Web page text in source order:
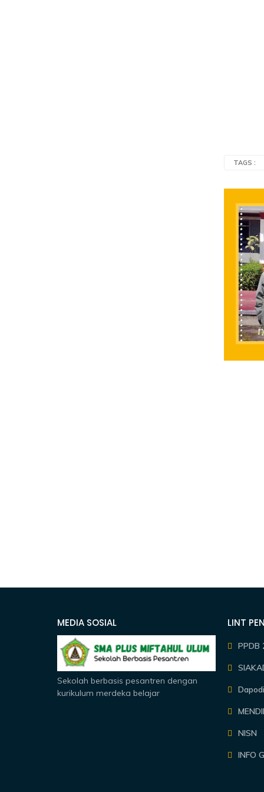
TAGS :
MEDIA SOSIAL
Sekolah berbasis pesantren dengan
kurikulum merdeka belajar
LINT
PPDB
NISN
INFO